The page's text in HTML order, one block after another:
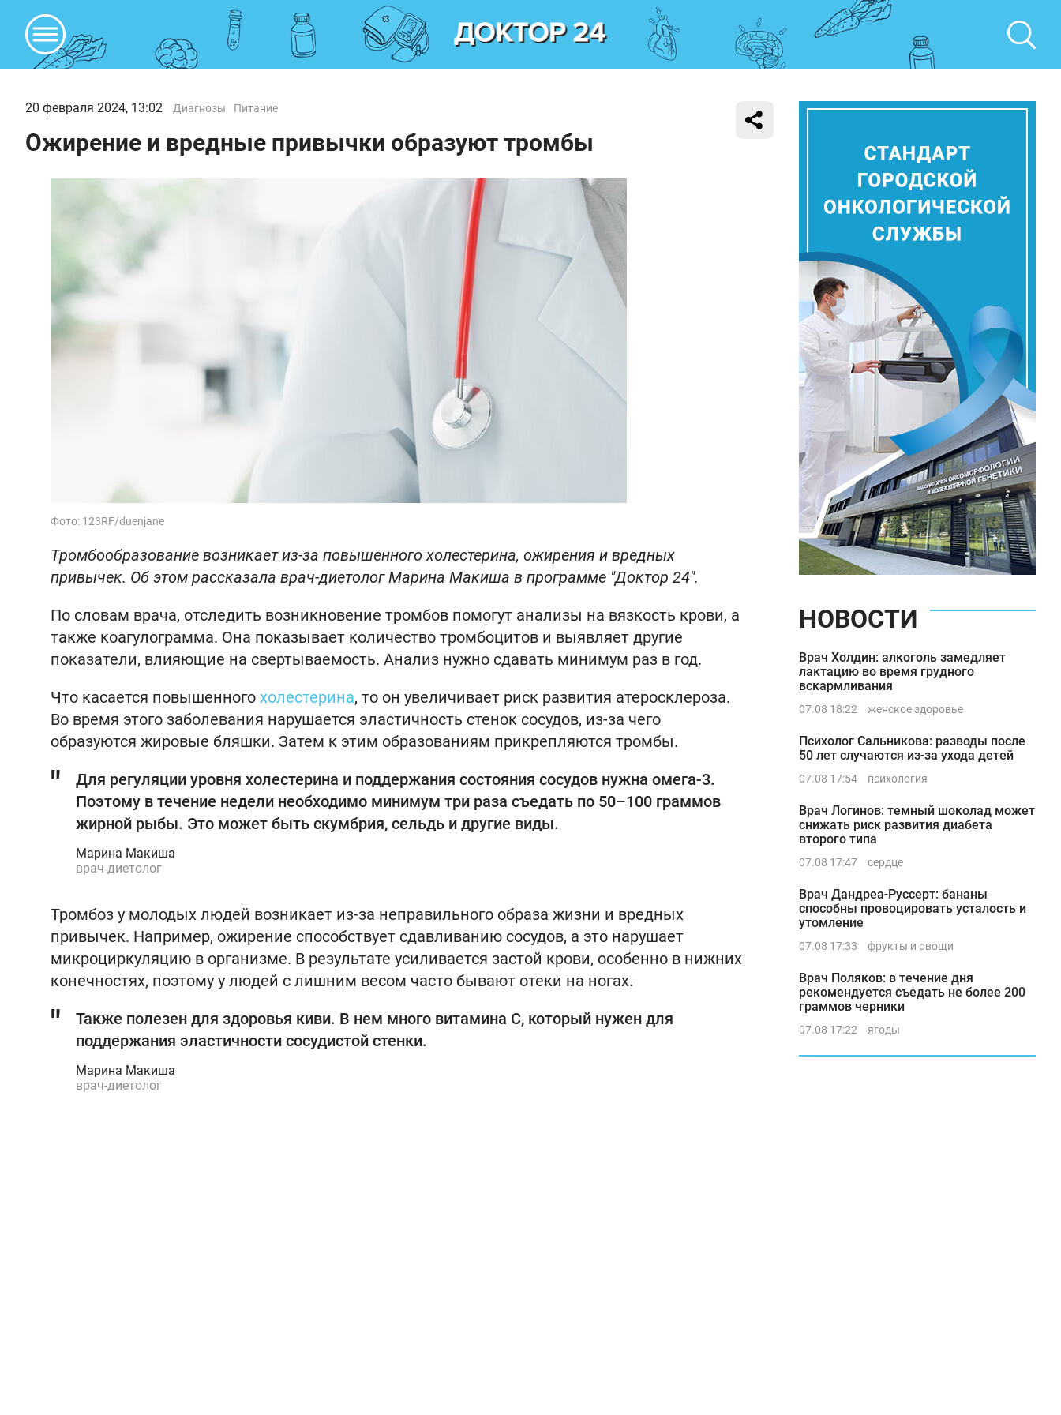
20 февраля 2024, 13:02 Диагнозы Питание
Ожирение и вредные привычки образуют тромбы
Фото: 123RF/duenjane
Тромбообразование возникает из-за повышенного холестерина, ожирения и вредных
привычек. Об этом рассказала врач-диетолог Марина Макиша в программе "Доктор 24".
По словам врача, отследить возникновение тромбов помогут анализы на вязкость крови, а
также коагулограмма. Она показывает количество тромбоцитов и выявляет другие
показатели, влияющие на свертываемость. Анализ нужно сдавать минимум раз в год.
Что касается повышенного холестерина, то он увеличивает риск развития атеросклероза.
Во время этого заболевания нарушается эластичность стенок сосудов, из-за чего
образуются жировые бляшки. Затем к этим образованиям прикрепляются тромбы.
Для регуляции уровня холестерина и поддержания состояния сосудов нужна омега-3.
Поэтому в течение недели необходимо минимум три раза съедать по 50–100 граммов
жирной рыбы. Это может быть скумбрия, сельдь и другие виды.
Марина Макиша
врач-диетолог
Тромбоз у молодых людей возникает из-за неправильного образа жизни и вредных
привычек. Например, ожирение способствует сдавливанию сосудов, а это нарушает
микроциркуляцию в организме. В результате усиливается застой крови, особенно в нижних
конечностях, поэтому у людей с лишним весом часто бывают отеки на ногах.
Также полезен для здоровья киви. В нем много витамина С, который нужен для
поддержания эластичности сосудистой стенки.
Марина Макиша
врач-диетолог
НОВОСТИ
Врач Холдин: алкоголь замедляет
лактацию во время грудного
вскармливания
07.08 18:22 женское здоровье
Психолог Сальникова: разводы после
50 лет случаются из-за ухода детей
07.08 17:54 психология
Врач Логинов: темный шоколад может
снижать риск развития диабета
второго типа
07.08 17:47 сердце
Врач Дандреа-Руссерт: бананы
способны провоцировать усталость и
утомление
07.08 17:33 фрукты и овощи
Врач Поляков: в течение дня
рекомендуется съедать не более 200
граммов черники
07.08 17:22 ягоды